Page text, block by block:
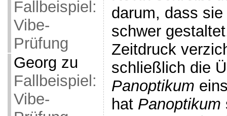
Fallbeispiel:
Vibe-
Prüfung
Georg zu
Fallbeispiel:
Vibe-
darum, dass
schwer
Zeitdruck
schließlich die
Panoptikum
hat Panoptikum